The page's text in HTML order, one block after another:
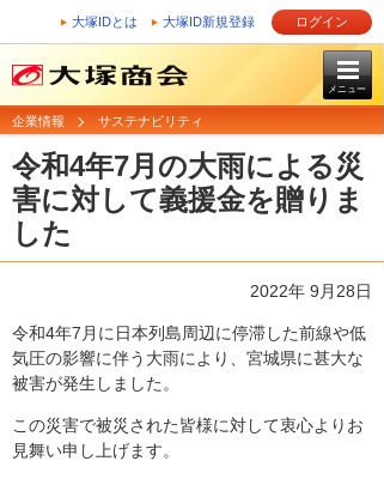
大塚IDとは 大塚ID新規登録 ログイン
メニュー
企業情報 サステナビリティ
令和4年7月の大雨による災
害に対して義援金を贈りま
した
2022年 9月28日
令和4年7月に日本列島周辺に停滞した前線や低
気圧の影響に伴う大雨により、宮城県に甚大な
被害が発生しました。
この災害で被災された皆様に対して衷心よりお
見舞い申し上げます。